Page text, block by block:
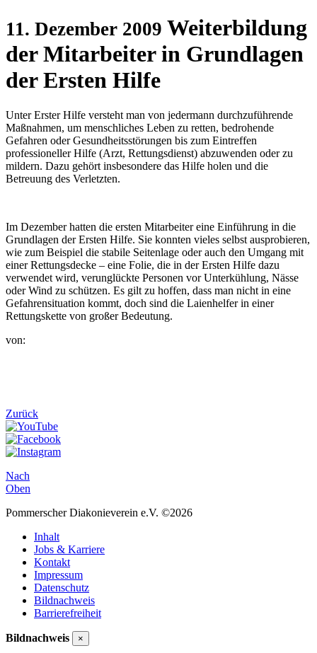
11. Dezember 2009 Weiterbildung
der Mitarbeiter in Grundlagen
der Ersten Hilfe
Unter Erster Hilfe versteht man von jedermann durchzuführende
Maßnahmen, um menschliches Leben zu retten, bedrohende
Gefahren oder Gesundheitsstörungen bis zum Eintreffen
professioneller Hilfe (Arzt, Rettungsdienst) abzuwenden oder zu
mildern. Dazu gehört insbesondere das Hilfe holen und die
Betreuung des Verletzten.
Im Dezember hatten die ersten Mitarbeiter eine Einführung in die
Grundlagen der Ersten Hilfe. Sie konnten vieles selbst ausprobieren,
wie zum Beispiel die stabile Seitenlage oder auch den Umgang mit
einer Rettungsdecke – eine Folie, die in der Ersten Hilfe dazu
verwendet wird, verunglückte Personen vor Unterkühlung, Nässe
oder Wind zu schützen. Es gilt zu hoffen, dass man nicht in eine
Gefahrensituation kommt, doch sind die Laienhelfer in einer
Rettungskette von großer Bedeutung.
von:
Zurück
Nach
Oben
Pommerscher Diakonieverein e.V. ©2026
Inhalt
Jobs & Karriere
Kontakt
Impressum
Datenschutz
Bildnachweis
Barrierefreiheit
Bildnachweis ×